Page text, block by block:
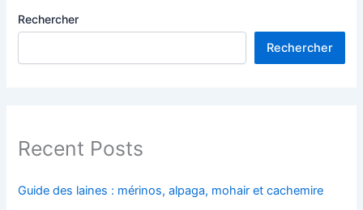
Rechercher
Rechercher
Recent Posts
Guide des laines : mérinos, alpaga, mohair et cachemire